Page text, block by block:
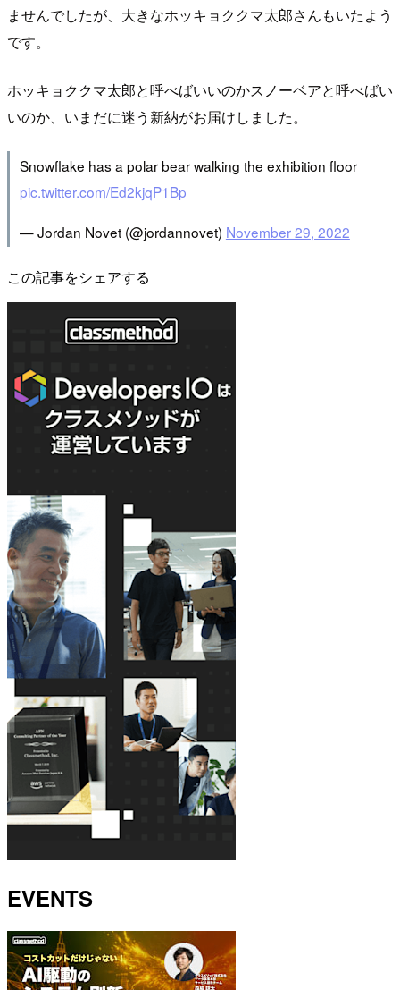
ませんでしたが、大きなホッキョククマ太郎さんもいたよう
です。
ホッキョククマ太郎と呼べばいいのかスノーベアと呼べばい
いのか、いまだに迷う新納がお届けしました。
Snowflake has a polar bear walking the exhibition floor
pic.twitter.com/Ed2kjqP1Bp
— Jordan Novet (@jordannovet) November 29, 2022
この記事をシェアする
EVENTS